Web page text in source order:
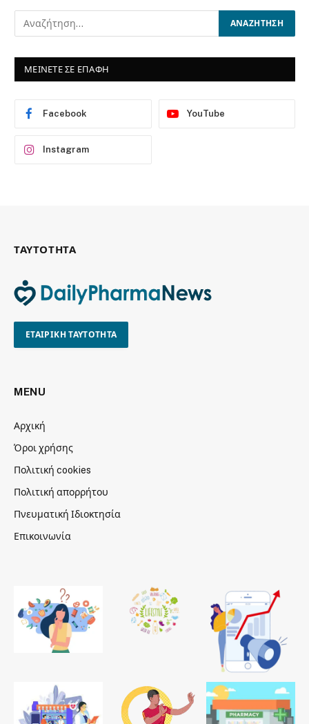
ΜΕΙΝΕΤΕ ΣΕ ΕΠΑΦΗ
Facebook YouTube
Instagram
ΤΑΥΤΟΤΗΤΑ
ΕΤΑΙΡΙΚΗ ΤΑΥΤΟΤΗΤΑ
MENU
Αρχική
Όροι χρήσης
Πολιτική cookies
Πολιτική απορρήτου
Πνευματική Ιδιοκτησία
Επικοινωνία